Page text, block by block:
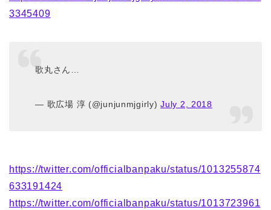
3345409
歌丸さん…
— 歌広場 淳 (@junjunmjgirly)July 2, 2018
https://twitter.com/officialbanpaku/status/1013255874
633191424
https://twitter.com/officialbanpaku/status/1013723961